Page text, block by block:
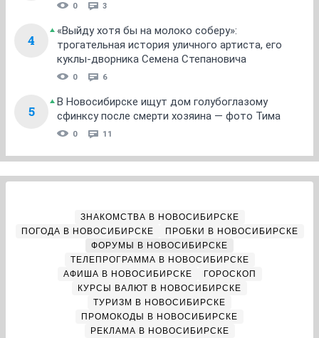
0 3
4
«Выйду хотя бы на молоко соберу»:
трогательная история уличного артиста, его
куклы-дворника Семена Степановича
0 6
5
В Новосибирске ищут дом голубоглазому
сфинксу после смерти хозяина — фото Тима
0 11
ЗНАКОМСТВА В НОВОСИБИРСКЕ
ПОГОДА В НОВОСИБИРСКЕ
ПРОБКИ В НОВОСИБИРСКЕ
ФОРУМЫ В НОВОСИБИРСКЕ
ТЕЛЕПРОГРАММА В НОВОСИБИРСКЕ
АФИША В НОВОСИБИРСКЕ
ГОРОСКОП
КУРСЫ ВАЛЮТ В НОВОСИБИРСКЕ
ТУРИЗМ В НОВОСИБИРСКЕ
ПРОМОКОДЫ В НОВОСИБИРСКЕ
РЕКЛАМА В НОВОСИБИРСКЕ